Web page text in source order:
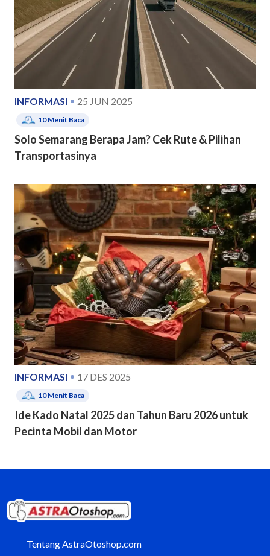
INFORMASI 25 JUN 2025
10Menit Baca
Solo Semarang Berapa Jam? Cek Rute & Pilihan
Transportasinya
INFORMASI 17 DES 2025
10Menit Baca
Ide Kado Natal 2025 dan Tahun Baru 2026 untuk
Pecinta Mobil dan Motor
Tentang AstraOtoshop.com